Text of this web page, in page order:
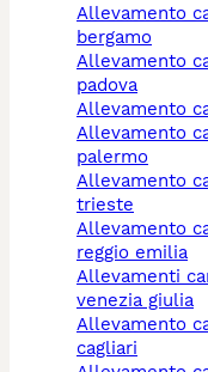
allevamento cani
bergamo
allevamento cani
padova
allevamento
allevamento cani
palermo
allevamento cani
trieste
allevamento cani
reggio emilia
allevamenti cani friuli
venezia giulia
allevamento cani
cagliari